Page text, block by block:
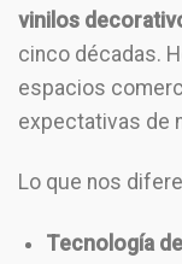
vinilos
cinco décadas.
espacios
expectativas de
Lo que nos
Tecnología